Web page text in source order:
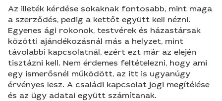
Az illeték kérdése sokaknak fontosabb, mint maga
a szerződés, pedig a kettőt együtt kell nézni.
Egyenes ági rokonok, testvérek és házastársak
közötti ajándékozásnál más a helyzet, mint
távolabbi kapcsolatnál, ezért ezt már az elején
tisztázni kell. Nem érdemes feltételezni, hogy ami
egy ismerősnél működött, az itt is ugyanúgy
érvényes lesz. A családi kapcsolat jogi megítélése
és az ügy adatai együtt számítanak.